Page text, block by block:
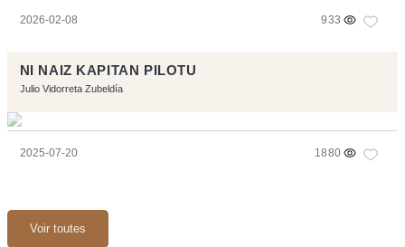
2026-02-08 933
NI NAIZ KAPITAN PILOTU
Julio Vidorreta Zubeldía
2025-07-20 1880
Voir toutes